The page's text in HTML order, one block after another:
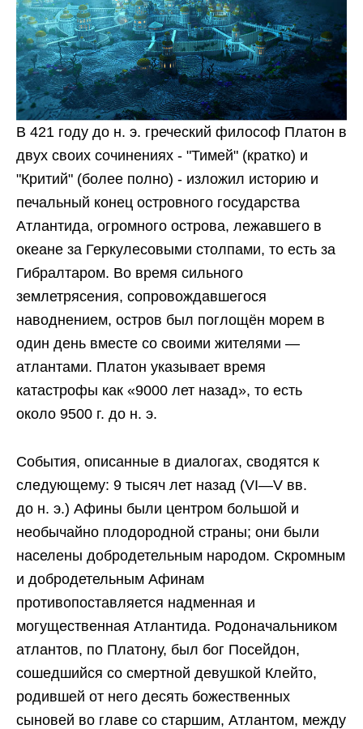
В 421 году до н. э. греческий философ Платон в
двух своих сочинениях - "Тимей" (кратко) и
"Критий" (более полно) - изложил историю и
печальный конец островного государства
Атлантида, огромного острова, лежавшего в
океане за Геркулесовыми столпами, то есть за
Гибралтаром. Во время сильного
землетрясения, сопровождавшегося
наводнением, остров был поглощён морем в
один день вместе со своими жителями —
атлантами. Платон указывает время
катастрофы как «9000 лет назад», то есть
около 9500 г. до н. э.
События, описанные в диалогах, сводятся к
следующему: 9 тысяч лет назад (VI—V вв.
до н. э.) Афины были центром большой и
необычайно плодородной страны; они были
населены добродетельным народом. Скромным
и добродетельным Афинам
противопоставляется надменная и
могущественная Атлантида. Родоначальником
атлантов, по Платону, был бог Посейдон,
сошедшийся со смертной девушкой Клейто,
родившей от него десять божественных
сыновей во главе со старшим, Атлантом, между